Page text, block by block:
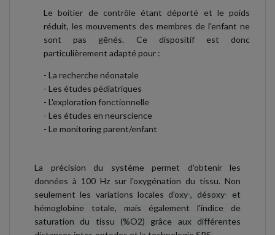
Le boitier de contrôle étant déporté et le poids
réduit, les mouvements des membres de l'enfant ne
sont pas gênés. Ce dispositif est donc
particulièrement adapté pour :
- La recherche néonatale
- Les études pédiatriques
- L'exploration fonctionnelle
- Les études en neurscience
- Le monitoring parent/enfant
La précision du système permet d'obtenir les
données à 100 Hz sur l'oxygénation du tissu. Non
seulement les variations locales d'oxy-, désoxy- et
hémoglobine totale, mais également l'indice de
saturation du tissu (%O2) grâce aux différentes